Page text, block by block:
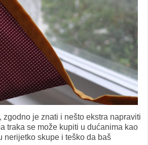
zgodno je znati i nešto ekstra napraviti
traka se može kupiti u dućanima kao
nerijetko skupe i teško da baš